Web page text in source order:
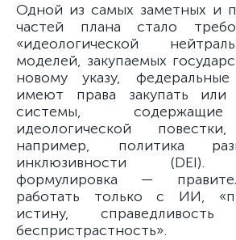
Одной из самых заметных и
частей плана стало
«идеологической
моделей, закупаемых
новому указу,
имеют права закупать
системы,
идеологической
например, политика
инклюзивности (DEI).
формулировка —
работать только с ИИ,
истину,
беспристрастность».